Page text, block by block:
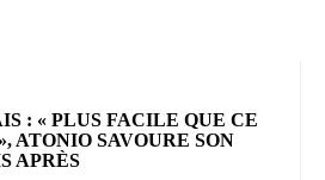
: « PLUS FACILE QUE CE
ATONIO SAVOURE SON
APRÈS